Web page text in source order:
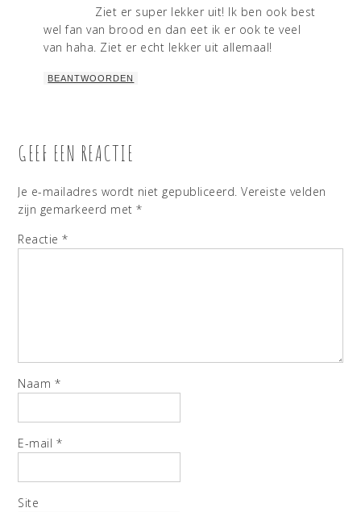
Ziet er super lekker uit! Ik ben ook best
wel fan van brood en dan eet ik er ook te veel
van haha. Ziet er echt lekker uit allemaal!
BEANTWOORDEN
GEEF EEN REACTIE
Je e-mailadres wordt niet gepubliceerd. Vereiste velden
zijn gemarkeerd met*
Reactie*
Naam *
E-mail *
Site